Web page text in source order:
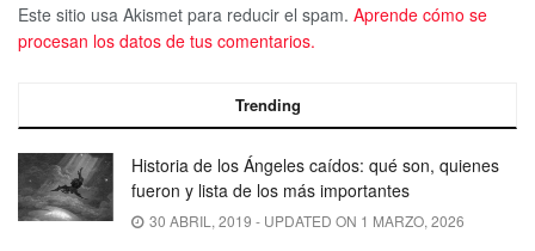
Este sitio usa Akismet para reducir el spam. Aprende cómo se
procesan los datos de tus comentarios.
Trending
Historia de los Ángeles caídos: qué son, quienes
fueron y lista de los más importantes
30 ABRIL, 2019 - UPDATED ON 1 MARZO, 2026